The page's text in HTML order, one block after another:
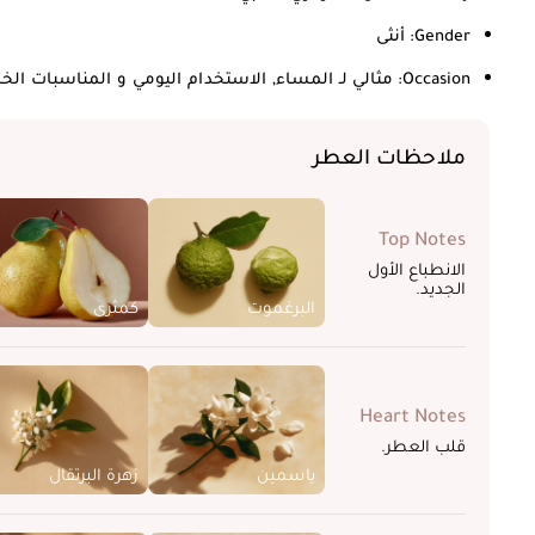
ملاحظات العطر
Top Notes
الانطباع الأول
الجديد.
البرغموت كمثرى
Heart Notes
قلب العطر.
ياسمين
زهرة البرتقال
Gender: أنثى
Occasion: مثالي لـ المساء, الاستخدام اليومي و المناسبات